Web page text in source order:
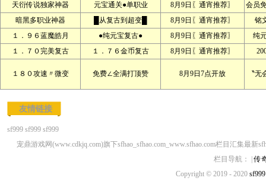
天衍传说独家神器
元宝通关●单职业 8月9日〖通宵推荐〗
会员
暗黑多职业神器
█从复古到超变█ 8月9日〖通宵推荐〗
铭
１．９６蓝魔皓月
●纯元宝复古● 8月9日〖通宵推荐〗
纯
１．７０完美复古
１．７６金币复古 8月9日〖通宵推荐〗
１８０攻速〃微变 免费∠全满打顶赞 8月9日7点开放 〝
友情链接
sf999 sf999 sf999
宠鼎游戏网(www.cdkjq.com)旗下sfhao_sfhao.com_www.sfhao.com栏目汇集最新
栏目导航： |传
Copyright © 2019 - 2020 sf999